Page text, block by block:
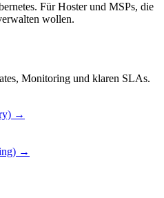
Für Hoster und MSPs, die
wollen.
Monitoring und klaren SLAs.
→
→